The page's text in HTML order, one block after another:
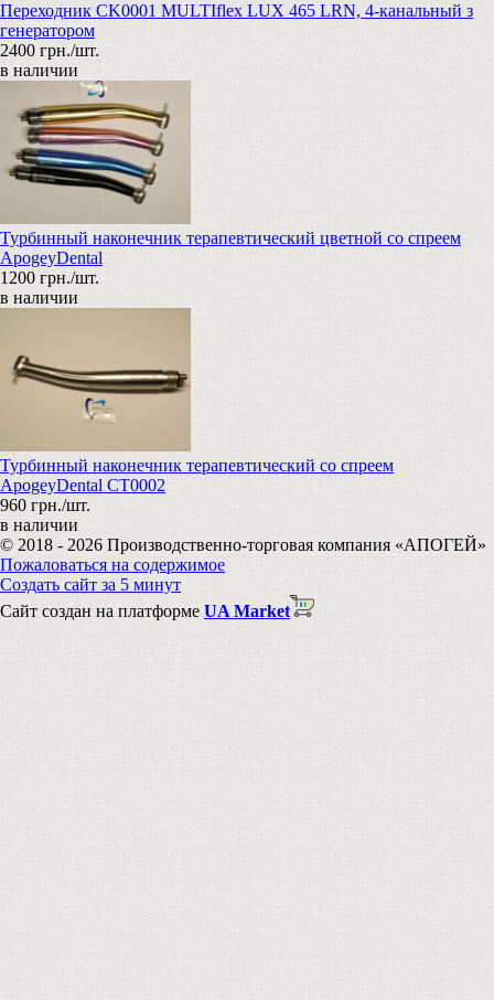
Переходник CK0001 MULTIflex LUX 465 LRN, 4-канальный з
генератором
2400 грн./шт.
в наличии
Турбинный наконечник терапевтический цветной со спреем
ApogeyDental
1200 грн./шт.
в наличии
Турбинный наконечник терапевтический со спреем
ApogeyDental CT0002
960 грн./шт.
в наличии
© 2018 - 2026 Производственно-торговая компания «АПОГЕЙ»
Пожаловаться на содержимое
Создать сайт за 5 минут
Сайт создан на платформе UA Market